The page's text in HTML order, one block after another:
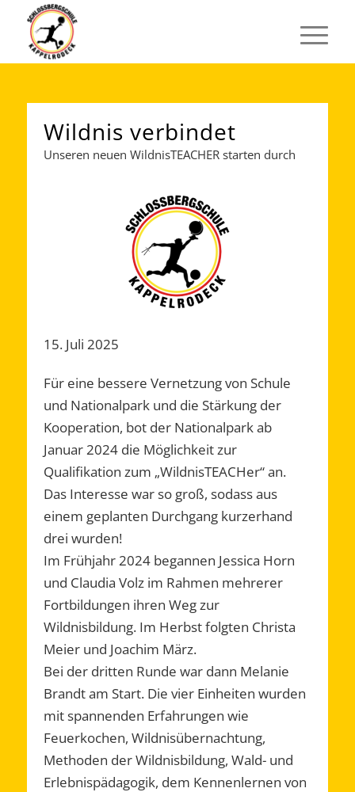
Wildnis verbindet
Unseren neuen WildnisTEACHER starten durch
15. Juli 2025
Für eine bessere Vernetzung von Schule
und Nationalpark und die Stärkung der
Kooperation, bot der Nationalpark ab
Januar 2024 die Möglichkeit zur
Qualifikation zum „WildnisTEACHer“ an.
Das Interesse war so groß, sodass aus
einem geplanten Durchgang kurzerhand
drei wurden!
Im Frühjahr 2024 begannen Jessica Horn
und Claudia Volz im Rahmen mehrerer
Fortbildungen ihren Weg zur
Wildnisbildung. Im Herbst folgten Christa
Meier und Joachim März.
Bei der dritten Runde war dann Melanie
Brandt am Start. Die vier Einheiten wurden
mit spannenden Erfahrungen wie
Feuerkochen, Wildnisübernachtung,
Methoden der Wildnisbildung, Wald- und
Erlebnispädagogik, dem Kennenlernen von